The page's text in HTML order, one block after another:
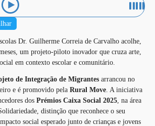
Dr. Guilherme Correia de Carvalho acolhe,
um projeto-piloto inovador que cruza arte,
em contexto escolar e comunitário.
de Integração de Migrantes arrancou no
e é promovido pela Rural Move . A iniciativa
dos Prémios Caixa Social 2025 , na área
distinção que reconhece o seu
social esperado junto de crianças e jovens